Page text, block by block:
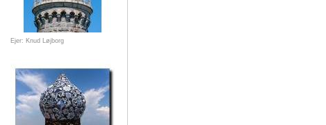
Ejer: Knud Løjborg